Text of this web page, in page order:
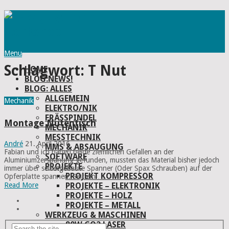
Menu
HOME
BLOG:NEWS!
BLOG: ALLES
ALLGEMEIN
ELEKTRO/NIK
FRÄSSPINDEL
MECHANIK
MESSTECHNIK
MMS & ABSAUGUNG
SOFTWARE
PROJEKTE
PROJEKT KOMPRESSOR
PROJEKTE – ELEKTRONIK
PROJEKTE – HOLZ
PROJEKTE – METALL
WERKZEUG & MASCHINEN
80W CO2 LASER
Schlagwort: T Nut
Mechanik
Montage Nutentisch
André 21. April 2016
Fabian und ich haben beide ziemlichen Gefallen an der
Aluminiumzerspanung gefunden, mussten das Material bisher jedoch
immer über selbstgebaute Spanner (Oder Spax Schrauben) auf der
Opferplatte spannen. Seit ein …
Read More